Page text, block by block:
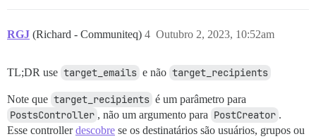
RGJ (Richard - Communiteq) Outubro 2, 2023, 10:52am
4
TL;DR use target_emails e não target_recipients
Note que target_recipients é um parâmetro para
PostsController , não um argumento para PostCreator .
Esse controllerdescobre se os destinatários são usuários, grupos ou